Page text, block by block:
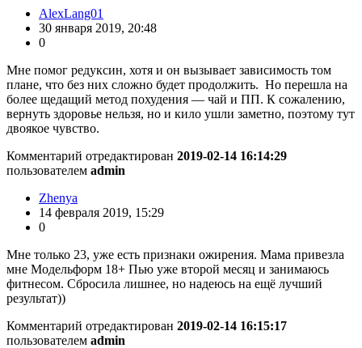
AlexLang01
30 января 2019, 20:48
0
Мне помог редуксин, хотя и он вызывает зависимость том
плане, что без них сложно будет продолжить. Но перешла на
более щедащий метод похудения — чай и ПП. К сожалению,
вернуть здоровье нельзя, но и кило ушли заметно, поэтому тут
двоякое чувство.
Комментарий отредактирован 2019-02-14 16:14:29
пользователем admin
Zhenya
14 февраля 2019, 15:29
0
Мне только 23, уже есть признаки ожирения. Мама привезла
мне Модельформ 18+ Пью уже второй месяц и занимаюсь
фитнесом. Сбросила лишнее, но надеюсь на ещё лучший
результат))
Комментарий отредактирован 2019-02-14 16:15:17
пользователем admin